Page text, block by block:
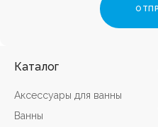
Каталог
Аксессуары для ванны
Ванны